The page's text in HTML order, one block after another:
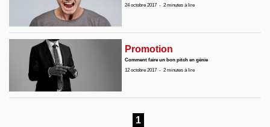
24 octobre 2017 -2 minutes à lire
Promotion
Comment faire un bon pitch en génie
12 octobre 2017 -2 minutes à lire
1